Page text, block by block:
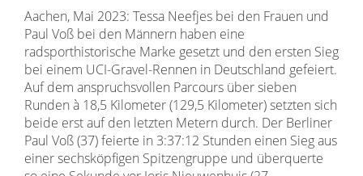
Aachen, Mai 2023: Tessa Neefjes bei den Frauen und
Paul Voß bei den Männern haben eine
radsporthistorische Marke gesetzt und den ersten Sieg
bei einem UCI-Gravel-Rennen in Deutschland gefeiert.
Auf dem anspruchsvollen Parcours über sieben
Runden à 18,5 Kilometer (129,5 Kilometer) setzten sich
beide erst auf den letzten Metern durch. Der Berliner
Paul Voß (37) feierte in 3:37:12 Stunden einen Sieg aus
einer sechsköpfigen Spitzengruppe und überquerte